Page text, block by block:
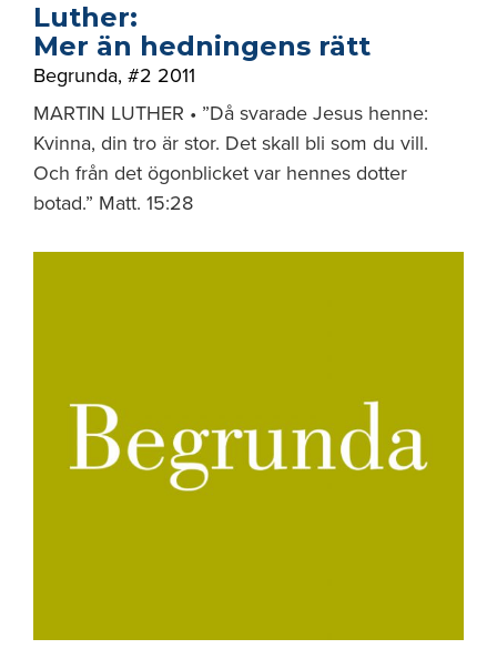
Luther:
Mer än hedningens rätt
Begrunda, #2 2011
MARTIN LUTHER • ”Då svarade Jesus henne:
Kvinna, din tro är stor. Det skall bli som du vill.
Och från det ögonblicket var hennes dotter
botad.” Matt. 15:28